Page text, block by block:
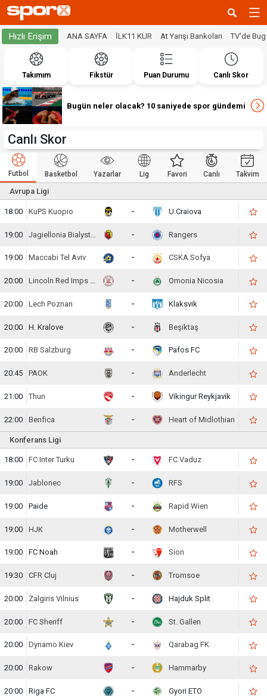
Hızlı Erişim ANA SAYFA İLK11 KUR At Yarışı Bankoları TV'de
Takımım Fikstür Puan Durumu Canlı Skor
Bugün neler olacak? 10 saniyede spor gündemi
Canlı Skor
Futbol Basketbol Yazarlar Lig Favori Canlı Takvim
Avrupa Ligi
18:00 KuPS Kuopio - U.Craiova
19:00 - Rangers
19:00 Maccabi Tel Aviv - CSKA Sofya
20:00 Lincoln Red Imps FC - Omonia Nicosia
20:00 Lech Poznan - Klaksvik
20:00 H. Kralove - Beşiktaş
20:00 RB Salzburg - Pafos FC
20:45 PAOK - Anderlecht
21:00 Thun - Vikingur Reykjavik
22:00 Benfica - Heart of Midlothian
Konferans Ligi
18:00 FC Inter Turku - FC Vaduz
19:00 Jablonec - RFS
19:00 Paide - Rapid Wien
19:00 HJK - Motherwell
19:00 FC Noah - Sion
19:30 CFR Cluj - Tromsoe
20:00 Zalgiris Vilnius - Hajduk Split
20:00 FC Sheriff - St. Gallen
20:00 Dynamo Kiev - Qarabag FK
20:00 Rakow - Hammarby
20:00 Riga FC - Gyori ETO